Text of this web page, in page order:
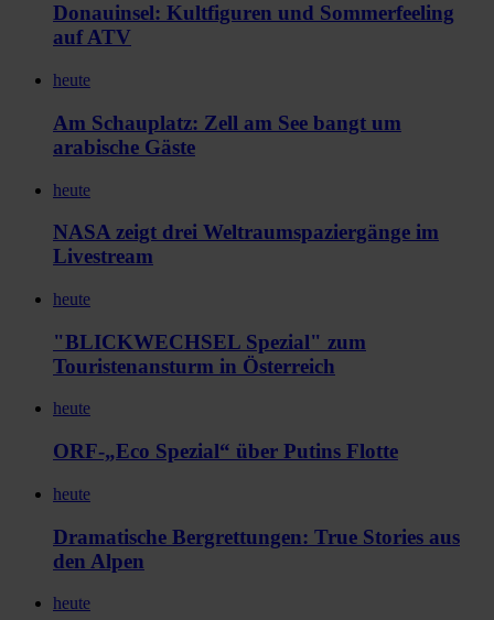
Donauinsel: Kultfiguren und Sommerfeeling
auf ATV
heute
Am Schauplatz: Zell am See bangt um
arabische Gäste
heute
NASA zeigt drei Weltraumspaziergänge im
Livestream
heute
"BLICKWECHSEL Spezial" zum
Touristenansturm in Österreich
heute
ORF-„Eco Spezial“ über Putins Flotte
heute
Dramatische Bergrettungen: True Stories aus
den Alpen
heute